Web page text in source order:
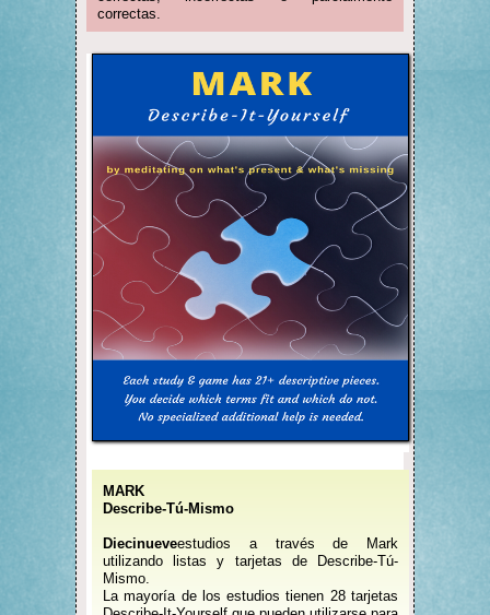
correctas.
MARK
Describe-Tú-Mismo
Diecinueveestudios a través de Mark
utilizando listas y tarjetas de Describe-Tú-
Mismo.
La mayoría de los estudios tienen 28 tarjetas